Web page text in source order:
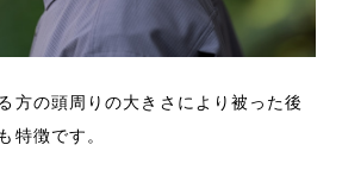
方の頭周りの大きさにより被った後
特徴です。